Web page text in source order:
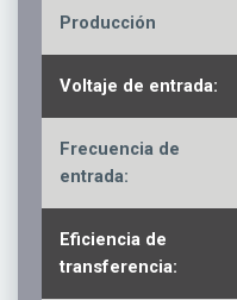
Producción
Voltaje de entrada:
Frecuencia de
entrada:
Eficiencia de
transferencia: